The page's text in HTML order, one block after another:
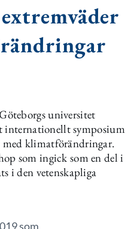
universitet
internationellt symposium
med klimatförändringar.
som ingick som en del i
i den vetenskapliga
som